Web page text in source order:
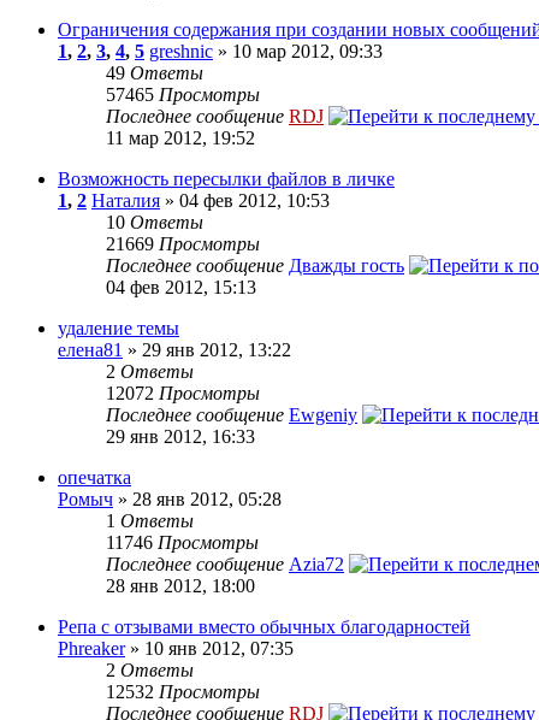
Ограничения содержания при создании новых
1, 2, 3, 4, 5 greshnic » 10 мар 2012, 09:33
49 Ответы
57465 Просмотры
Последнее сообщение RDJ
11 мар 2012, 19:52
Возможность пересылки файлов в личке
1, 2 Наталия » 04 фев 2012, 10:53
10 Ответы
21669 Просмотры
Последнее сообщение Дважды гость
04 фев 2012, 15:13
удаление темы
елена81 » 29 янв 2012, 13:22
2 Ответы
12072 Просмотры
Последнее сообщение Ewgeniy
29 янв 2012, 16:33
опечатка
Ромыч » 28 янв 2012, 05:28
1 Ответы
11746 Просмотры
Последнее сообщение Azia72
28 янв 2012, 18:00
Репа с отзывами вместо обычных благодарностей
Phreaker» 10 янв 2012, 07:35
2 Ответы
12532 Просмотры
Последнее сообщение RDJ